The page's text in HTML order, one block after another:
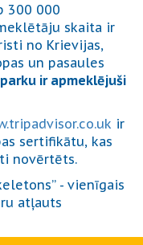
300 000
skaita ir
no Krievijas,
un pasaules
ir apmeklējuši
ir
sertifikātu, kas
novērtēts.
- vienīgais
atļauts